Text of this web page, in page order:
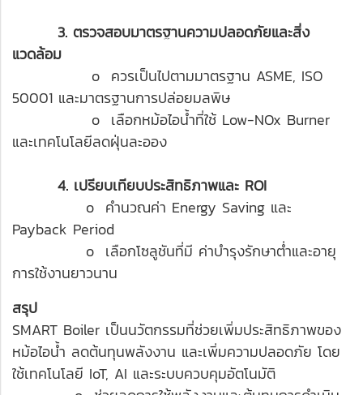
3. ตรวจสอบมาตรฐานความปลอดภัยและสิ่ง
แวดล้อม
o ควรเป็นไปตามมาตรฐาน ASME, ISO
50001 และมาตรฐานการปล่อยมลพิษ
o เลือกหม้อไอน้ำที่ใช้ Low-NOx Burner
และเทคโนโลยีลดฝุ่นละออง
4. เปรียบเทียบประสิทธิภาพและ ROI
o คำนวณค่า Energy Saving และ
Payback Period
o เลือกโซลูชันที่มี ค่าบำรุงรักษาต่ำและอายุ
การใช้งานยาวนาน
สรุป
SMART Boiler เป็นนวัตกรรมที่ช่วยเพิ่มประสิทธิภาพของ
หม้อไอน้ำ ลดต้นทุนพลังงาน และเพิ่มความปลอดภัย โดย
ใช้เทคโนโลยี IoT, AI และระบบควบคุมอัตโนมัติ